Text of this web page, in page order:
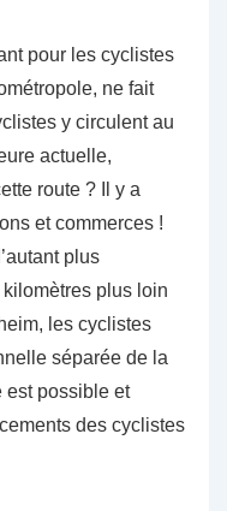
pour les cyclistes
ne fait
y circulent au
actuelle,
route ? Il y a
et commerces !
plus
plus loin
les cyclistes
séparée de la
est possible et
des cyclistes